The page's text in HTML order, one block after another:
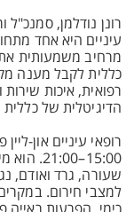
רונן נודלמן,
עיניים היא אחד
מרחיב משמעותית את
כללית לקבל מענה
רפואית, איכות
הדיגיטלית של
רופאי עיניים און-
שעורה, גרד ואודם,
למצבי חירום.